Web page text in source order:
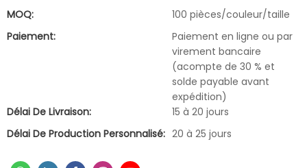
MOQ:
100 pièces/couleur/taille
Paiement:
Paiement en ligne ou par
virement bancaire
(acompte de 30 % et
solde payable avant
expédition)
Délai De Livraison:
15 à 20 jours
Délai De Production Personnalisé: 20 à 25 jours